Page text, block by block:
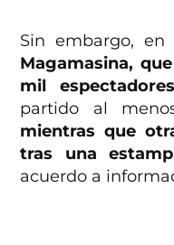
Sin embargo, en
Magamasina,
mil espectadores
partido al
mientras que
tras una
acuerdo a